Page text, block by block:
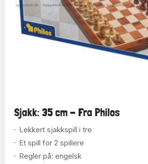
Sjakk: 35 cm - Fra Philos
Lekkert sjakkspill i tre
Et spill for 2 spillere
Regler på: engelsk